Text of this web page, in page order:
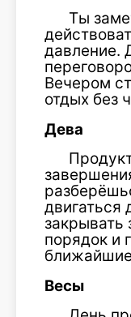
Ты
давление.
Вечером
отдых без
Дева
закрывать
порядок и
Весы